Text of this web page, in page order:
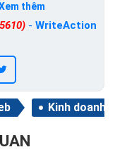
thêm
- WriteAction
Kinh doanh